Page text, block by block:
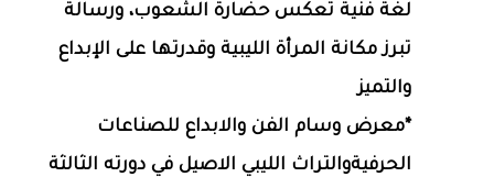
لغة فنية تعكس حضارة الشعوب، ورسالة
تبرز مكانة المرأة الليبية وقدرتها على الإبداع
والتميز
*معرض وسام الفن والابداع للصناعات
الحرفيةوالتراث الليبي الاصيل في دورته الثالثة